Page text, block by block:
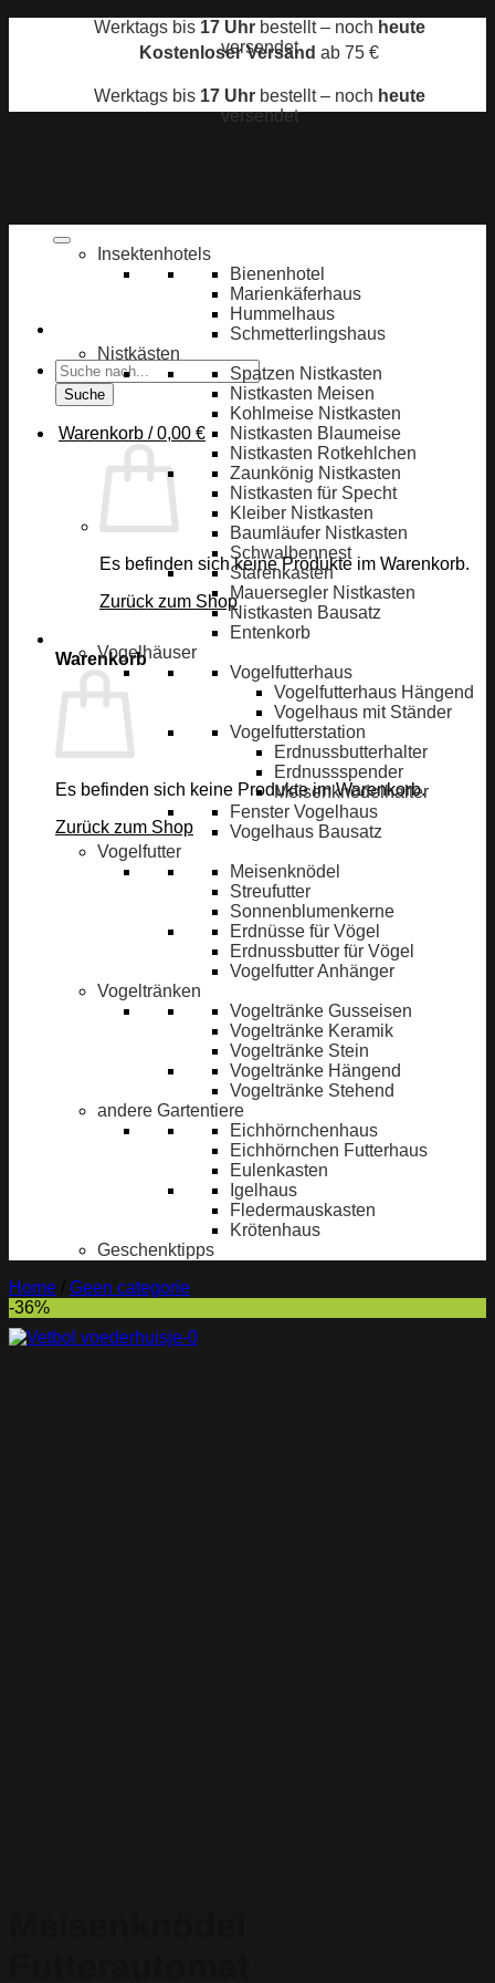
Werktags bis 17 Uhrbestellt – noch heute
versendet
Kostenloser Versand ab 75 €
Werktags bis 17 Uhrbestellt – noch heute
versendet
Products
search
Suche
Warenkorb /0,00 €
Es befinden sich keine Produkte im Warenkorb.
Zurück zum Shop
Warenkorb
Es befinden sich keine Produkte im Warenkorb.
Zurück zum Shop
Insektenhotels
Bienenhotel
Marienkäferhaus
Hummelhaus
Schmetterlingshaus
Nistkästen
Spatzen Nistkasten
Nistkasten Meisen
Kohlmeise Nistkasten
Nistkasten Blaumeise
Nistkasten Rotkehlchen
Zaunkönig Nistkasten
Nistkasten für Specht
Kleiber Nistkasten
Baumläufer Nistkasten
Schwalbennest
Starenkasten
Mauersegler Nistkasten
Nistkasten Bausatz
Entenkorb
Vogelhäuser
Vogelfutterhaus
Vogelfutterhaus Hängend
Vogelhaus mit Ständer
Vogelfutterstation
Erdnussbutterhalter
Erdnussspender
Meisenknödelhalter
Fenster Vogelhaus
Vogelhaus Bausatz
Vogelfutter
Meisenknödel
Streufutter
Sonnenblumenkerne
Erdnüsse für Vögel
Erdnussbutter für Vögel
Vogelfutter Anhänger
Vogeltränken
Vogeltränke Gusseisen
Vogeltränke Keramik
Vogeltränke Stein
Vogeltränke Hängend
Vogeltränke Stehend
andere Gartentiere
Eichhörnchenhaus
Eichhörnchen Futterhaus
Eulenkasten
Igelhaus
Fledermauskasten
Krötenhaus
Geschenktipps
Home
Geen categorie
-36%